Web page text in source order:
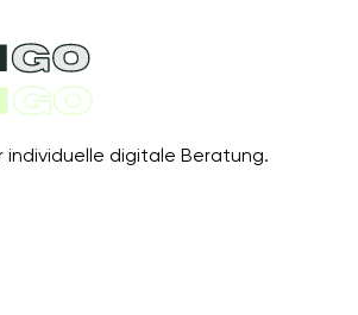
digitale Beratung.